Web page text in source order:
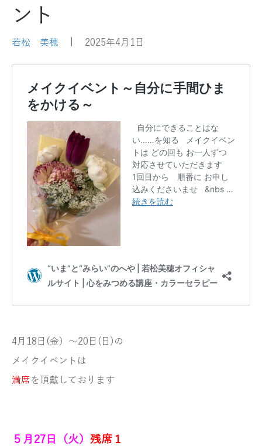
ント
若松 美穂 2025年4月1日
4月18日(金）～20日(日)の
メイクイベントは
満席を頂戴しております
５月27日（火） 残席１